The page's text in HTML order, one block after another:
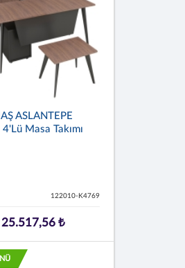
ASLANTEPE
4'lü Masa Takımı
122010-K4769
25.517,56 ₺